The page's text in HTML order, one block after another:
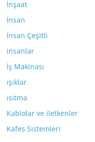
İnşaat
İnsan
İnsan Çeşitli
insanlar
İş Makinası
ışıklar
ısıtma
Kablolar ve iletkenler
Kafes Sistemleri